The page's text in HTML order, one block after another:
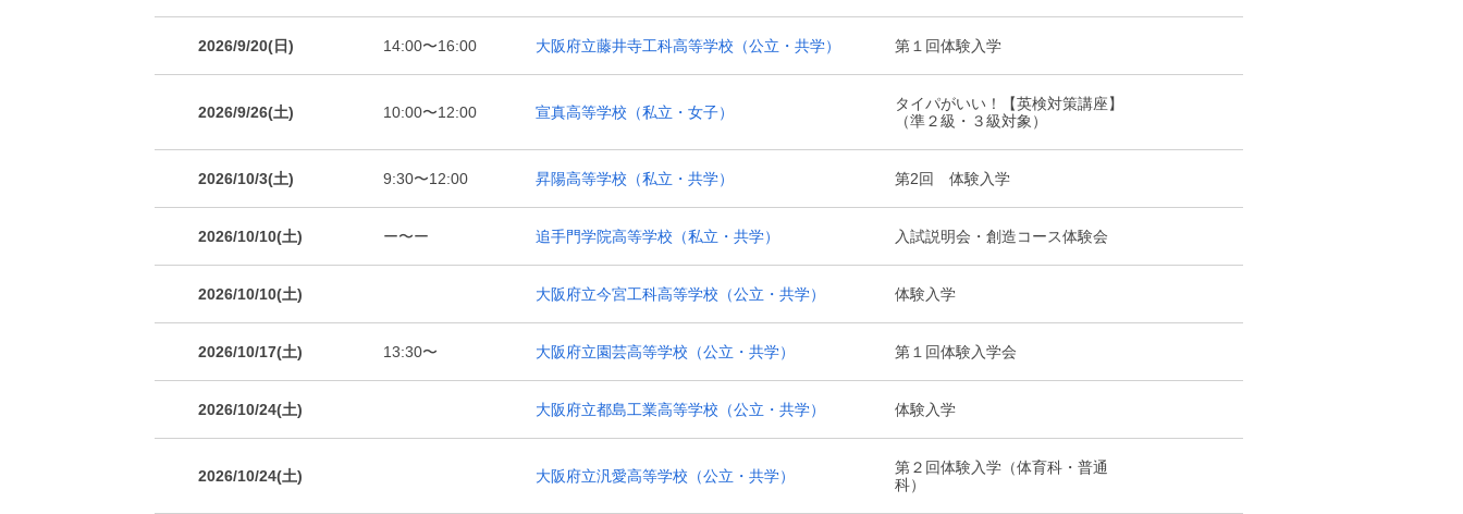
2026/9/20(日) 14:00〜16:00 大阪府立藤井寺工科高等学校 （公立・共学） 第１回体験入学
2026/9/26(土) 10:00〜12:00 宣真高等学校 （私立・女子）
タイパがいい！【英検対策講座】
（準２級・３級対象）
2026/10/3(土) 9:30〜12:00 昇陽高等学校 （私立・共学） 第2回 体験入学
2026/10/10(土) ー〜ー 追手門学院高等学校 （私立・共学） 入試説明会・創造コース体験会
2026/10/10(土) 大阪府立今宮工科高等学校 （公立・共学） 体験入学
2026/10/17(土) 13:30〜 大阪府立園芸高等学校 （公立・共学） 第１回体験入学会
2026/10/24(土) 大阪府立都島工業高等学校 （公立・共学） 体験入学
2026/10/24(土) 大阪府立汎愛高等学校 （公立・共学）
第２回体験入学（体育科・普通
科）